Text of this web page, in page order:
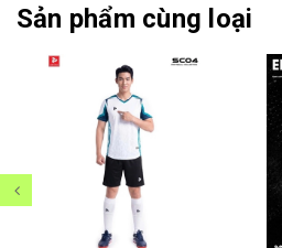
Sản phẩm cùng loại